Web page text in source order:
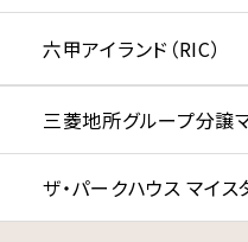
六甲アイランド（RIC）
三菱地所グループ分譲
ザ・パークハウス マイス